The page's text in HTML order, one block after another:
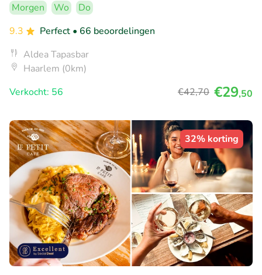
Morgen Wo
Do
9.3
Perfect • 66 beoordelingen
Aldea Tapasbar
Haarlem (0km)
Verkocht: 56
€42,70 €29,50
32% korting